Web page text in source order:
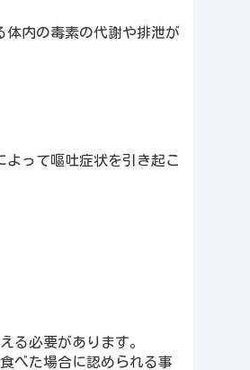
体内の毒素の代謝や排泄が
って嘔吐症状を引き起こ
る必要があります。
べた場合に認められる事